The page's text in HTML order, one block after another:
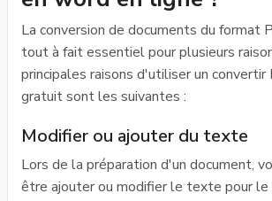
La conversion de documents du format
tout à fait essentiel pour plusieurs
principales raisons d'utiliser un convertir
gratuit sont les suivantes :
Modifier ou ajouter du texte
Lors de la préparation d'un document,
être ajouter ou modifier le texte pour le